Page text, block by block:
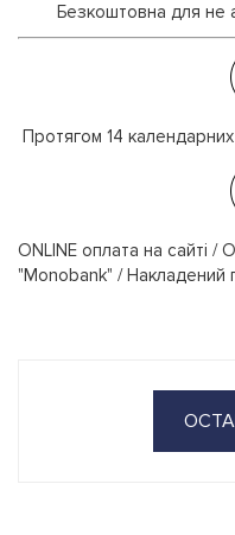
Безкоштовна для не
Протягом 14
ONLINE оплата на сайті /
"Monobank" / Накладений